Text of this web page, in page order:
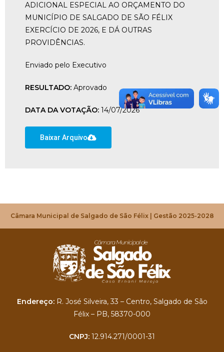
ADICIONAL ESPECIAL AO ORÇAMENTO DO
MUNICÍPIO DE SALGADO DE SÃO FÉLIX
EXERCÍCIO DE 2026, E DÁ OUTRAS
PROVIDÊNCIAS.
Enviado pelo Executivo
RESULTADO: Aprovado
DATA DA VOTAÇÃO: 14/07/2026
Baixar Arquivo
Câmara Municipal de Salgado de São Félix | Gestão 2025-2028
Endereço: R. José Silveira, 33 – Centro, Salgado de São
Félix – PB, 58370-000
CNPJ: 12.914.271/0001-31